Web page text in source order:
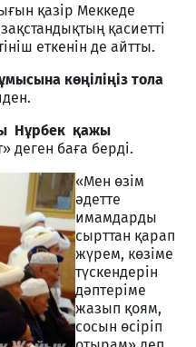
қазір Меккеде
қасиетті
еткенін де айтты.
көңіліңіз тола
Нұрбек қажы
деген баға берді.
«Мен өзім
әдетте
имамдарды
сырттан қарап
жүрем, көзіме
түскендерін
дәптеріме
жазып қоям,
сосын өсіріп